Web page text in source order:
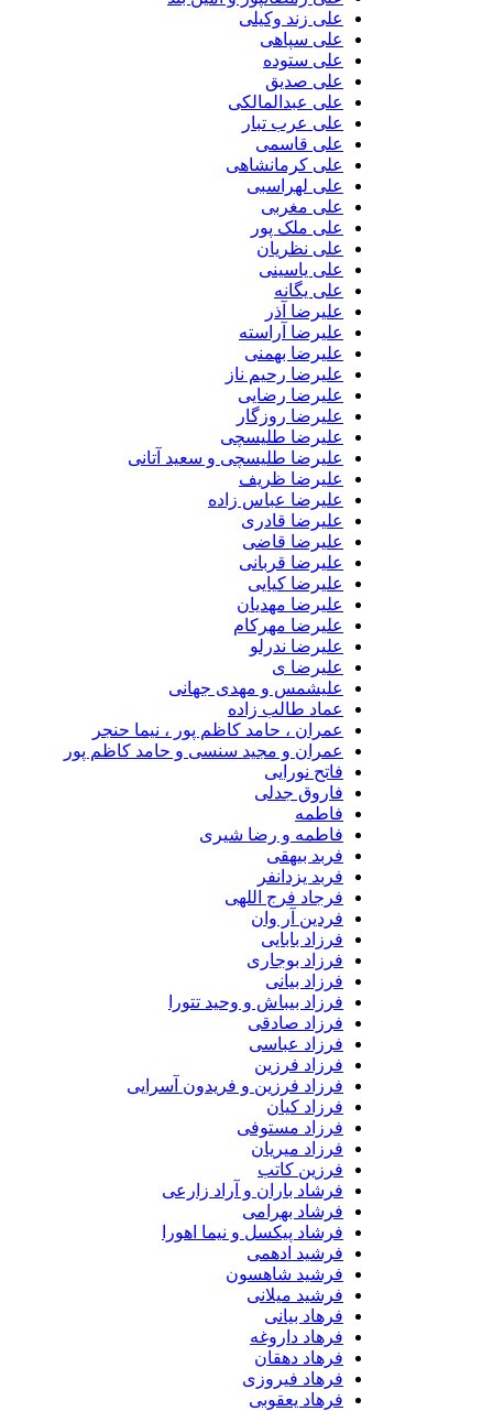
علی زند وکیلی
علی سپاهی
علی ستوده
علی صدیق
علی عبدالمالکی
علی عرب تبار
علی قاسمی
علی کرمانشاهی
علی لهراسبی
علی مغربی
علی ملک پور
علی نظریان
علی یاسینی
علی یگانه
علیرضا آذر
علیرضا آراسته
علیرضا بهمنی
علیرضا رحیم ناز
علیرضا رضایی
علیرضا روزگار
علیرضا طلیسچی
علیرضا طلیسچی و سعید آتانی
علیرضا ظریف
علیرضا عباس زاده
علیرضا قادری
علیرضا قاضی
علیرضا قربانی
علیرضا کیایی
علیرضا مهدیان
علیرضا مهرکام
علیرضا ندرلو
علیرضا ی
علیشمس و مهدی جهانی
عماد طالب زاده
عمران ، حامد کاظم پور ، نیما حنجر
عمران و مجید سنسی و حامد کاظم پور
فاتح نورایی
فاروق جدلی
فاطمه و رضا شیری
فربد بیهقی
فربد یزدانفر
فرجاد فرج اللهی
فردین آر وان
فرزاد بابایی
فرزاد بوجاری
فرزاد بیانی
فرزاد بیباش و وحید تتورا
فرزاد صادقی
فرزاد عباسی
فرزاد فرزین
فرزاد فرزین و فریدون آسرایی
فرزاد کیان
فرزاد مستوفی
فرزاد میریان
فرزین کاتب
فرشاد باران و آراد زارعی
فرشاد بهرامی
فرشاد پیکسل و نیما اهورا
فرشید ادهمی
فرشید شاهسون
فرشید میلانی
فرهاد بیانی
فرهاد داروغه
فرهاد دهقان
فرهاد فیروزی
فرهاد یعقوبی